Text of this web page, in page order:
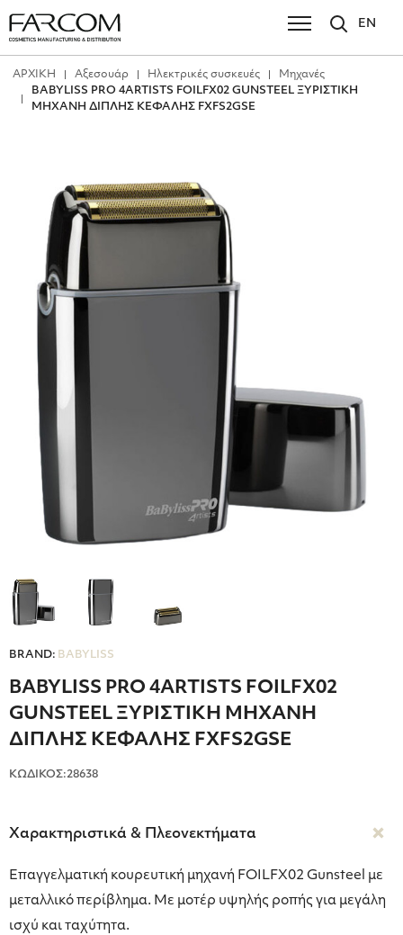
EN
ΑΡΧΙΚΗ Αξεσουάρ Ηλεκτρικές συσκευές
Μηχανές
BABYLISS PRO 4ARTISTS FOILFX02 GUNSTEEL ΞΥΡΙΣΤΙΚΗ
ΜΗΧΑΝΗ ΔΙΠΛΗΣ ΚΕΦΑΛΗΣ FXFS2GSE
BRAND: BABYLISS
BABYLISS PRO 4ARTISTS FOILFX02
GUNSTEEL ΞΥΡΙΣΤΙΚΗ ΜΗΧΑΝΗ
ΔΙΠΛΗΣ ΚΕΦΑΛΗΣ FXFS2GSE
ΚΩΔΙΚΟΣ:28638
Χαρακτηριστικά & Πλεονεκτήματα
Επαγγελματική κουρευτική μηχανή FOILFX02 Gunsteel με
μεταλλικό περίβλημα. Με μοτέρ υψηλής ροπής για μεγάλη
ισχύ και ταχύτητα.